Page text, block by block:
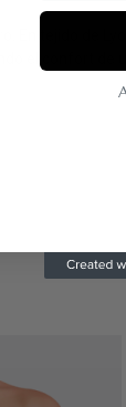
En tejido de
el confort de